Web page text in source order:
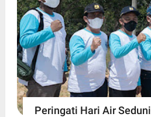
Peringati Hari Air